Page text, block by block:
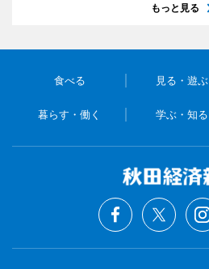
もっと見る
食べる 見る・遊ぶ
暮らす・働く 学ぶ・知る